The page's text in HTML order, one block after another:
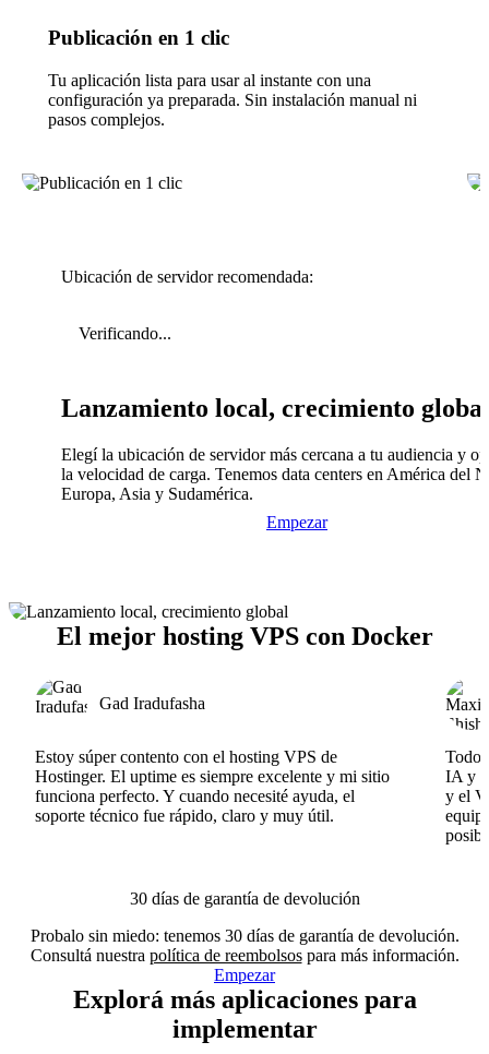
Publicación en 1 clic
Tu aplicación lista para usar al instante con una
configuración ya preparada. Sin instalación manual ni
pasos complejos.
Ubicación de servidor recomendada:
Verificando...
Lanzamiento local, crecimiento global
Elegí la ubicación de servidor más cercana a tu audiencia y
la velocidad de carga. Tenemos data centers en América del
Europa, Asia y Sudamérica.
Empezar
El mejor hosting VPS con Docker
Gad Iradufasha
Estoy súper contento con el hosting VPS de
Hostinger. El uptime es siempre excelente y mi sitio
funciona perfecto. Y cuando necesité ayuda, el
soporte técnico fue rápido, claro y muy útil.
Todo
IA y
y el
30 días de garantía de devolución
Probalo sin miedo: tenemos 30 días de garantía de devolución.
Consultá nuestra política de reembolsospara más información.
Empezar
Explorá más aplicaciones para
implementar